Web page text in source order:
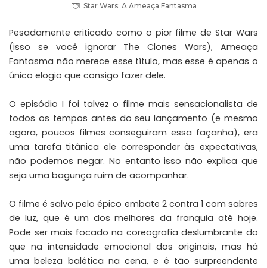
Star Wars: A Ameaça Fantasma
Pesadamente criticado como o pior filme de Star Wars
(isso se você ignorar The Clones Wars), Ameaça
Fantasma não merece esse título, mas esse é apenas o
único elogio que consigo fazer dele.
O episódio I foi talvez o filme mais sensacionalista de
todos os tempos antes do seu lançamento (e mesmo
agora, poucos filmes conseguiram essa façanha), era
uma tarefa titânica ele corresponder às expectativas,
não podemos negar. No entanto isso não explica que
seja uma bagunça ruim de acompanhar.
O filme é salvo pelo épico embate 2 contra 1 com sabres
de luz, que é um dos melhores da franquia até hoje.
Pode ser mais focado na coreografia deslumbrante do
que na intensidade emocional dos originais, mas há
uma beleza balética na cena, e é tão surpreendente